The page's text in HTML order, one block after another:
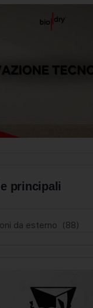
principali
da esterno (88)